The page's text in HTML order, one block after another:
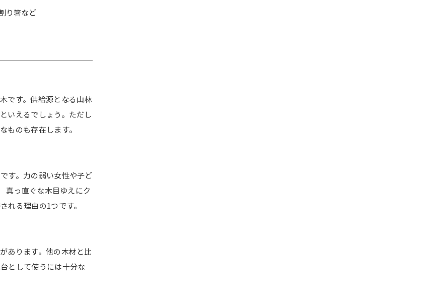
り箸など
です。供給源となる山林
いえるでしょう。ただし
ものも存在します。
す。力の弱い女性や子ど
真っ直ぐな木目ゆえにク
れる理由の1つです。
あります。他の木材と比
として使うには十分な